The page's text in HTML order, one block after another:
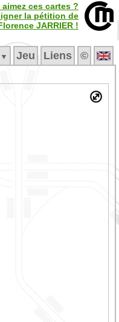
aimez ces cartes ?
la pétition de
JARRIER !
▼ Jeu Liens ©